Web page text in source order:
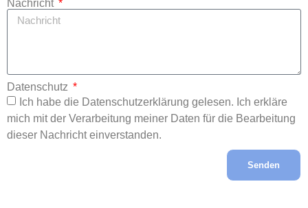
Nachricht
Datenschutz
Ich habe die Datenschutzerklärung gelesen. Ich erkläre
mich mit der Verarbeitung meiner Daten für die Bearbeitung
dieser Nachricht einverstanden.
Senden